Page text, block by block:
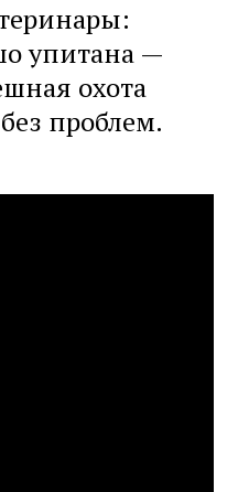
упитана —
охота
проблем.